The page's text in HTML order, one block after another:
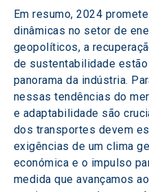
Em resumo, 2024
dinâmicas no setor de
geopolíticos, a
de sustentabilidade
panorama da indústria.
nessas tendências do
e adaptabilidade são
dos transportes devem
exigências de um clima
económica e o impulso
medida que avançamos